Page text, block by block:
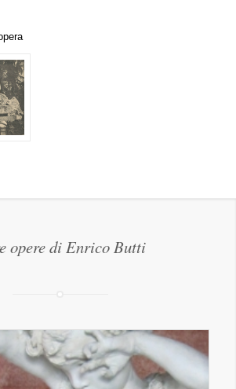
opere di Enrico Butti